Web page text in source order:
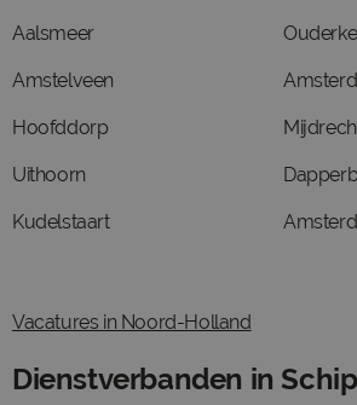
Aalsmeer
Amstelveen
Hoofddorp
Uithoorn
Kudelstaart
Vacatures in Noord-Holland
Dienstverbanden in